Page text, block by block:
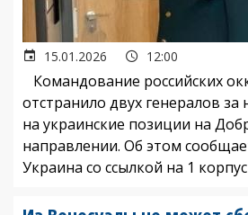
15.01.2026 12:00
Командование российских
отстранило двух генералов за
на украинские позиции на
направлении. Об этом
Украина со ссылкой на 1